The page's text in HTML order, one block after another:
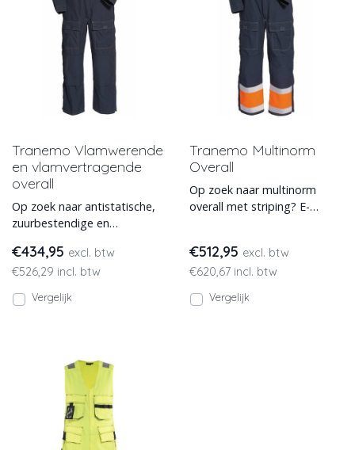
Tranemo Vlamwerende
en vlamvertragende
overall
Op zoek naar antistatische,
zuurbestendige en
Bestel de zeer complete
Trane
€434,95 excl. btw
€526,29 incl. btw
Vergelijk
Tranemo Multinorm
Overall
Op zoek naar multinorm
overall met striping? E-
€512,95 excl. btw
€620,67 incl. btw
Vergelijk